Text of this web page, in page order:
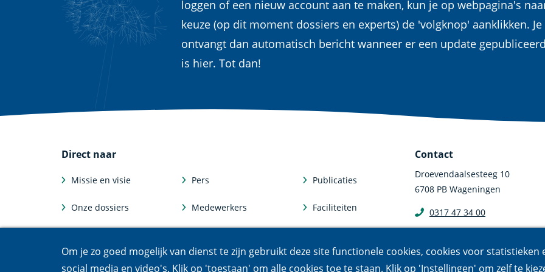
Om je zo goed mogelijk van dienst te zijn gebruikt deze site functionele cookies, cookies voor
social media en video's. Klik op 'toestaan' om alle cookies toe te staan. Klik op 'Instellingen' om zelf te
loggen of een nieuw account aan te maken, kun je op webpagina's
keuze (op dit moment dossiers en experts) de 'volgknop' aanklikken. Je
ontvangt dan automatisch bericht wanneer er een update gepubliceerd
is hier. Tot dan!
Direct naar
Missie en visie
Onze dossiers
Werken bij
Pers
Medewerkers
Departments
Publicaties
Faciliteiten
Contact
Droevendaalsesteeg 10
6708 PB Wageningen
0317 47 34 00